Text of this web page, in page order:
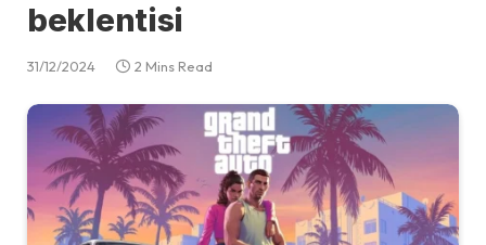
beklentisi
31/12/2024 2 Mins Read